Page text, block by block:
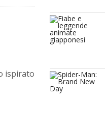
ispirato